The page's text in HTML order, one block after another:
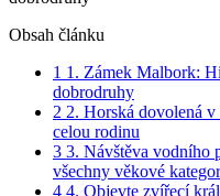
Obsah článku
1 1. Zámek Malbork:
dobrodruhy
2 2. Horská dovolená
celou rodinu
3 3. Návštěva vodního
všechny věkové
4 4. Objevte zvířecí